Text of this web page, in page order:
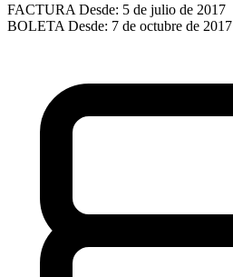
FACTURA Desde: 5 de julio de 2017
BOLETA Desde: 7 de octubre de 2017